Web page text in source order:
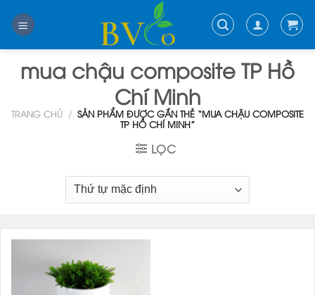
mua chậu composite TP Hồ
Chí Minh
TRANG CHỦ / SẢN PHẨM ĐƯỢC GẮN THẺ “MUA CHẬU COMPOSITE
TP HỒ CHÍ MINH”
LỌC